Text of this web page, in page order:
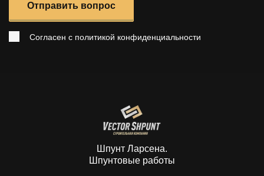
Отправить вопрос
Согласен с политикой конфиденциальности
Шпунт Ларсена.
Шпунтовые работы